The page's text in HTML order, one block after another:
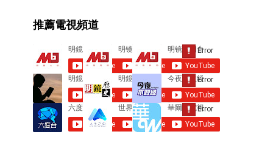
n
t
s
推薦電視頻道